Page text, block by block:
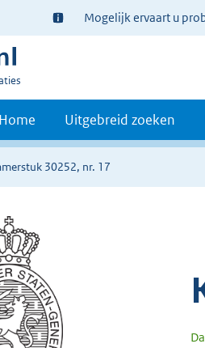
Ter
informatie:
Mogelijk ervaart u
Home Uitgebreid zoeken
30252, nr. 17